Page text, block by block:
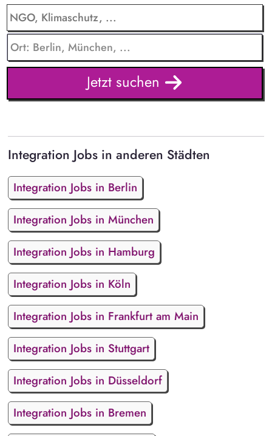
Jetzt suchen
Integration Jobs in anderen Städten
Integration Jobs in Berlin
Integration Jobs in München
Integration Jobs in Hamburg
Integration Jobs in Köln
Integration Jobs in Frankfurt am Main
Integration Jobs in Stuttgart
Integration Jobs in Düsseldorf
Integration Jobs in Bremen